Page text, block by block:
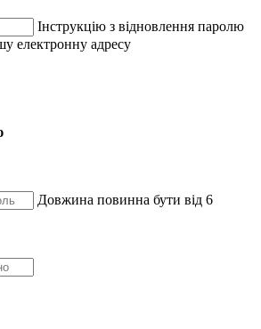
Інструкцію з відновлення паролю
електронну адресу
Довжина повинна бути від 6